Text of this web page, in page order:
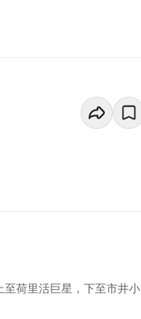
荷里活巨星，下至市井小